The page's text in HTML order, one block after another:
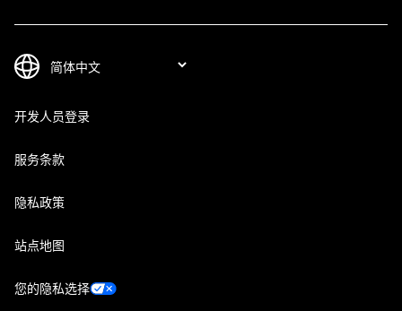
开发人员登录
服务条款
隐私政策
站点地图
您的隐私选择